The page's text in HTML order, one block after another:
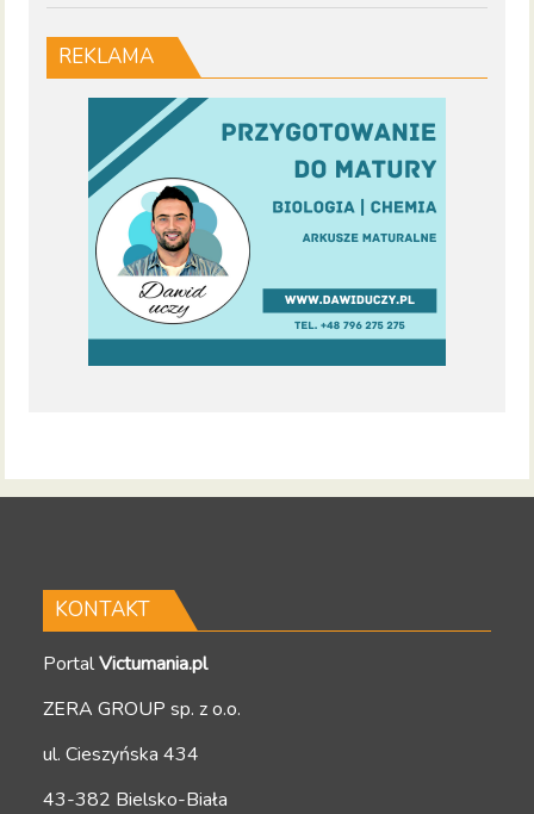
REKLAMA
KONTAKT
PortalVictumania.pl
ZERA GROUP sp. z o.o.
ul. Cieszyńska 434
43-382 Bielsko-Biała